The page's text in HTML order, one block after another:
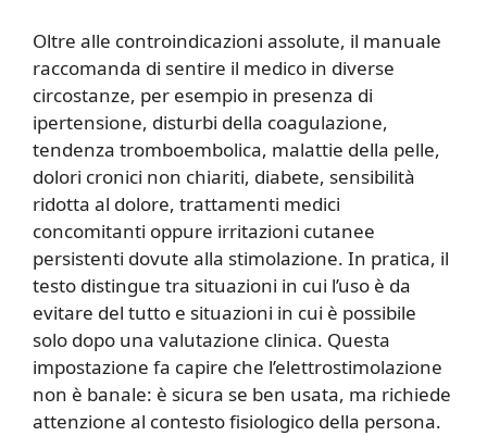
Oltre alle controindicazioni assolute, il manuale
raccomanda di sentire il medico in diverse
circostanze, per esempio in presenza di
ipertensione, disturbi della coagulazione,
tendenza tromboembolica, malattie della pelle,
dolori cronici non chiariti, diabete, sensibilità
ridotta al dolore, trattamenti medici
concomitanti oppure irritazioni cutanee
persistenti dovute alla stimolazione. In pratica, il
testo distingue tra situazioni in cui l’uso è da
evitare del tutto e situazioni in cui è possibile
solo dopo una valutazione clinica. Questa
impostazione fa capire che l’elettrostimolazione
non è banale: è sicura se ben usata, ma richiede
attenzione al contesto fisiologico della persona.